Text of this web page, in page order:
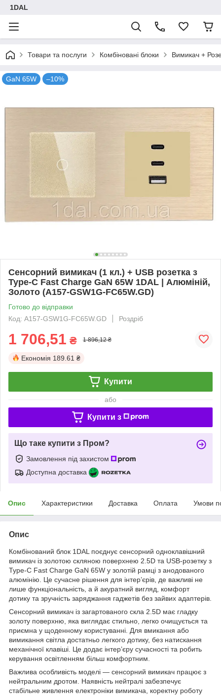
1DAL
Товари та послуги Комбіновані блоки Вимикач +
GaN 65W –10%
Сенсорний вимикач (1 кл.) + USB розетка з
Type-C Fast Charge GaN 65W 1DAL | Алюміній,
Золото (A157-GSW1G-FC65W.GD)
Готово до відправки
Код: A157-GSW1G-FC65W.GD
Роздріб
1 706,51 ₴ 1 896,12 ₴
Економія 189.61 ₴
Купити
або
Купити з
Що таке купити з Пром?
Замовлення під захистом
Доступна доставка
Опис Характеристики Доставка Оплата Умови
Опис
Комбінований блок 1DAL поєднує сенсорний одноклавішний
вимикач із золотою скляною поверхнею 2.5D та USB-розетку з
Type-C Fast Charge GaN 65W у золотій рамці з анодованого
алюмінію. Це сучасне рішення для інтер’єрів, де важливі не
лише функціональність, а й акуратний вигляд, комфорт
дотику та зручність заряджання гаджетів без зайвих адаптерів.
Сенсорний вимикач із загартованого скла 2.5D має гладку
золоту поверхню, яка виглядає стильно, легко очищується та
приємна у щоденному користуванні. Для вмикання або
вимикання світла достатньо легкого дотику, без натискання
механічної клавіші. Це додає інтер’єру сучасності та робить
керування освітленням більш комфортним.
Важлива особливість моделі — сенсорний вимикач працює з
нейтральним дротом. Наявність нейтралі забезпечує
стабільне живлення електроніки вимикача, коректну роботу